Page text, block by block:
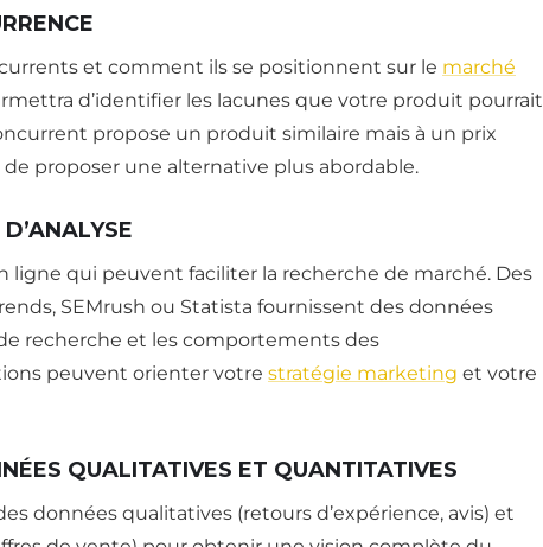
et comment ils se positionnent sur le marché
d’identifier les lacunes que votre produit pourrait
propose un produit similaire mais à un prix
proposer une alternative plus abordable.
ligne qui peuvent faciliter la recherche de marché. Des
SEMrush ou Statista fournissent des données
recherche et les comportements des
peuvent orienter votre stratégie marketing et votre
QUALITATIVES ET QUANTITATIVES
données qualitatives (retours d’expérience, avis) et